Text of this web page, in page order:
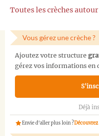
Toutes les crèches
Vous gérez une crèche ?
Ajoutez votre structure
gérez vos informations en
Déjà
Envie d'aller plus loin ?